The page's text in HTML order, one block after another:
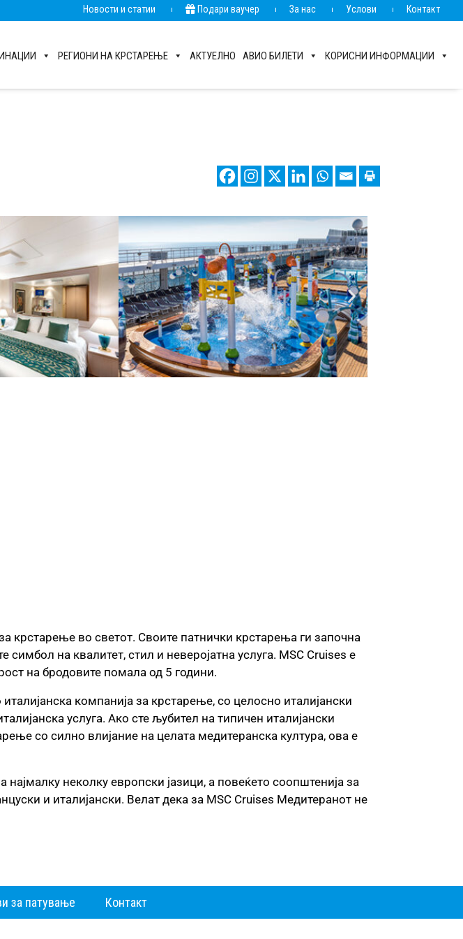
Новости и статии Подари ваучер За нас Услови Контакт
РЕГИОНИ НА КРСТАРЕЊЕ АКТУЕЛНО АВИО БИЛЕТИ КОРИСНИ ИНФОРМАЦИИ
крстарење во светот. Своите патнички крстарења ги започна
на квалитет, стил и неверојатна услуга. MSC Cruises е
на бродовите помала од 5 години.
компанија за крстарење, со целосно италијански
услуга. Ако сте љубител на типичен италијански
со силно влијание на целата медитеранска култура, ова е
неколку европски јазици, а повеќето соопштенија за
и италијански. Велат дека за MSC Cruises Медитеранот не
за патување Контакт